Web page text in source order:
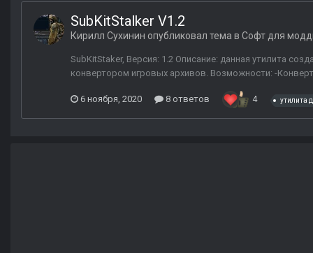
SubKitStalker V1.2
Кирилл Сухинин опубликовал тема в Софт для
SubKitStaker, Версия: 1.2 Описание: данная утилита
конвертором игровых архивов. Возможности: -
6 ноября, 2020 8 ответов 4 утилита